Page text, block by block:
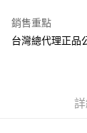
AFTEE先享後付
１．簡單：不需
銷售重點
台灣總代理正品